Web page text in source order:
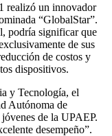
realizó un innovador
“GlobalStar”.
podría significar que
de sus
de costos y
dispositivos.
y Tecnología, el
Autónoma de
de la UPAEP.
desempeño”.